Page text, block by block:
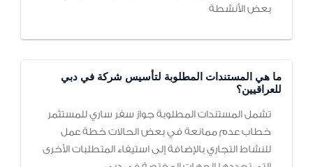
بعض الأنشطة
ما هي المستندات المطلوبة لتأسيس شركة في دبي
للعراقيين؟
تشمل المستندات المطلوبة جواز سفر ساري للمستثمر
خطاب عدم ممانعة في بعض الحالات خطة عمل
للنشاط التجاري بالإضافة إلى استيفاء المتطلبات الأخرى